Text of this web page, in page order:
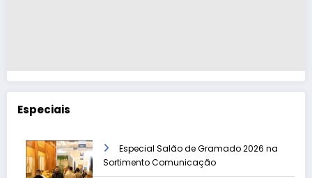
Especiais
Especial Salão de Gramado 2026 na
Sortimento Comunicação